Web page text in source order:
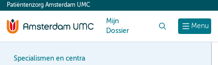
content
Menu
Patiëntenzorg Amsterdam UMC
Mijn
Dossier
Specialismen en centra